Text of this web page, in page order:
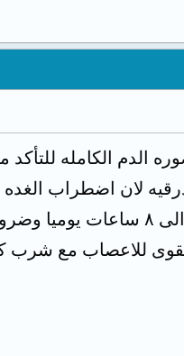
الدم الكامله
غده درقيه لان اضطراب
هذه الاعراض مع ضروره اخذ قسط كافى من الراحه
لاخذ المكملات الغذائيه اللازمه وضروره تناول